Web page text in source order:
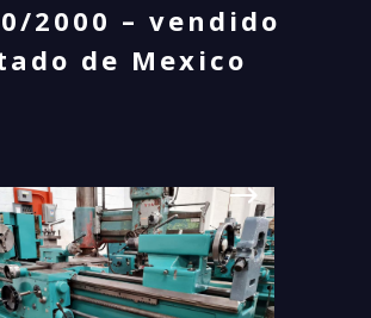
2000 – vendido
de Mexico